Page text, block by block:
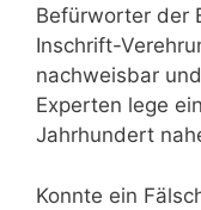
Befürworter der
Inschrift-
nachweisbar
Experten lege
Jahrhundert
Konnte ein